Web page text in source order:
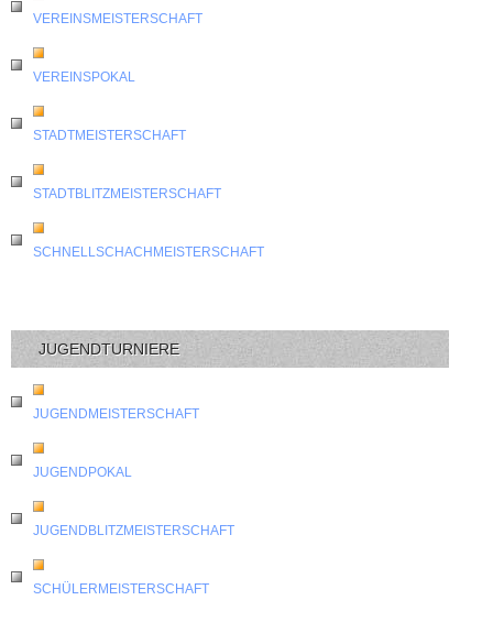
VEREINSMEISTERSCHAFT
VEREINSPOKAL
STADTMEISTERSCHAFT
STADTBLITZMEISTERSCHAFT
SCHNELLSCHACHMEISTERSCHAFT
JUGENDTURNIERE
JUGENDMEISTERSCHAFT
JUGENDPOKAL
JUGENDBLITZMEISTERSCHAFT
SCHÜLERMEISTERSCHAFT